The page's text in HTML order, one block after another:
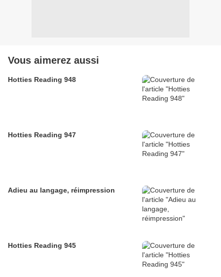
Vous aimerez aussi
Hotties Reading 948
Hotties Reading 947
Adieu au langage, réimpression
Hotties Reading 945